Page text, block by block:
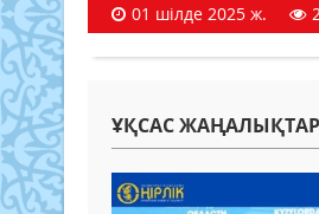
01 шілде 2025 ж.
ҰҚСАС